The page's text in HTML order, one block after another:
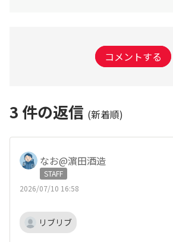
コメントする
3 件の返信 (新着順)
なお@濵田酒造
STAFF
2026/07/10 16:58
リブリブ